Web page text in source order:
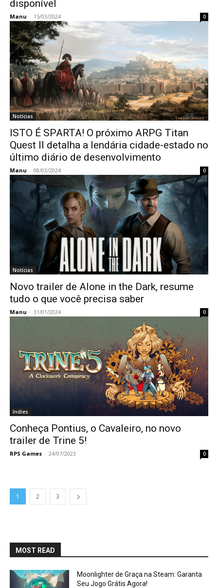
disponível
Manu - 15/03/2024 0
Notícias
ISTO É SPARTA! O próximo ARPG Titan
Quest II detalha a lendária cidade-estado no
último diário de desenvolvimento
Manu - 08/03/2024 0
Notícias
Novo trailer de Alone in the Dark, resume
tudo o que você precisa saber
Manu - 31/01/2024 0
Indies
Conheça Pontius, o Cavaleiro, no novo
trailer de Trine 5!
RPS Games - 24/07/2023 0
1 2 3
MOST READ
Moonlighter de Graça na Steam: Garanta
Seu Jogo Grátis Agora!